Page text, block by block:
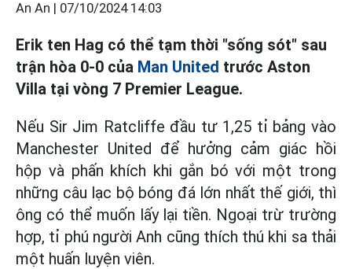
An An | 07/10/2024 14:03
Erik ten Hag có thể tạm thời "sống sót" sau
trận hòa 0-0 của Man United trước Aston
Villa tại vòng 7 Premier League.
Nếu Sir Jim Ratcliffe đầu tư 1,25 tỉ bảng vào
Manchester United để hưởng cảm giác hồi
hộp và phấn khích khi gắn bó với một trong
những câu lạc bộ bóng đá lớn nhất thế giới, thì
ông có thể muốn lấy lại tiền. Ngoại trừ trường
hợp, tỉ phú người Anh cũng thích thú khi sa thải
một huấn luyện viên.